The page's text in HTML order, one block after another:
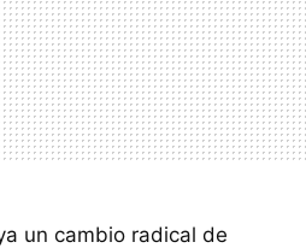
un cambio radical de